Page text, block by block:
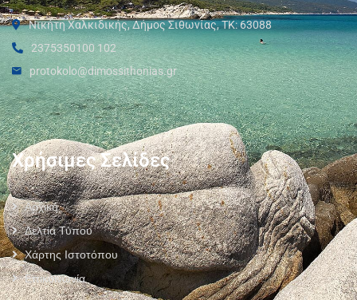
Νικήτη Χαλκιδικής, Δήμος Σιθωνίας, ΤΚ: 63088
2375350100 102
protokolo@dimossithonias.gr
Χρήσιμες Σελίδες
Αρχική
Δελτία Τύπου
Χάρτης Ιστοτόπου
Επικοινωνία